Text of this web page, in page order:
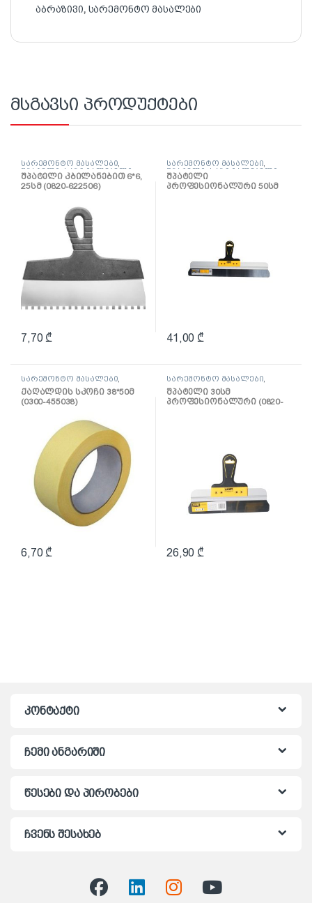
აბრაზივი, სარემონტო მასალები
მსგავსი პროდუქტები
სარემონტო მასალები
შპატელი, საპრიალებელი,
ქაფჩა
შპატელი კბილანებით 6*6,
25სმ (0820-622506)
7,70 ₾
სარემონტო მასალები
შპატელი, საპრიალებელი,
ქაფჩა
შპატელი
პროფესიონალური 50სმ
41,00 ₾
სარემონტო მასალები
ლენტი
ქაღალდის სკოჩი 38*50მ
(0300-455038)
6,70 ₾
სარემონტო მასალები
შპატელი, საპრიალებელი,
ქაფჩა
შპატელი 30სმ
პროფესიონალური (0820-
26,90 ₾
კონტაქტი
ჩემი ანგარიში
წესები და პირობები
ჩვენს შესახებ